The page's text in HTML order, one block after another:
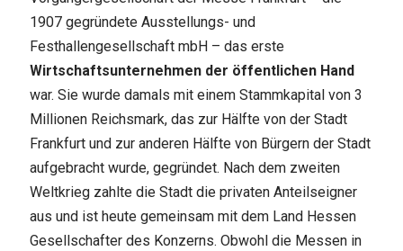
1907 gegründete Ausstellungs- und
Festhallengesellschaft mbH – das erste
Wirtschaftsunternehmen der öffentlichen Hand
war. Sie wurde damals mit einem Stammkapital von 3
Millionen Reichsmark, das zur Hälfte von der Stadt
Frankfurt und zur anderen Hälfte von Bürgern der Stadt
aufgebracht wurde, gegründet. Nach dem zweiten
Weltkrieg zahlte die Stadt die privaten Anteilseigner
aus und ist heute gemeinsam mit dem Land Hessen
Gesellschafter des Konzerns. Obwohl die Messen in